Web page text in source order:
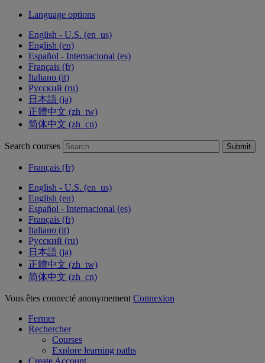
Language options
English - U.S. ‎(en_us)‎
English ‎(en)‎
Español - Internacional ‎(es)‎
Français ‎(fr)‎
Italiano ‎(it)‎
Русский ‎(ru)‎
日本語 ‎(ja)‎
正體中文 ‎(zh_tw)‎
简体中文 ‎(zh_cn)‎
Search courses Submit
Français ‎(fr)‎
English - U.S. ‎(en_us)‎
English ‎(en)‎
Español - Internacional ‎(es)‎
Français ‎(fr)‎
Italiano ‎(it)‎
Русский ‎(ru)‎
日本語 ‎(ja)‎
正體中文 ‎(zh_tw)‎
简体中文 ‎(zh_cn)‎
Vous êtes connecté anonymement Connexion
Fermer
Rechercher
Courses
Explore learning paths
Create Account